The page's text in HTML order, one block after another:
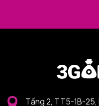
Tầng 2, TT5-1B-25,